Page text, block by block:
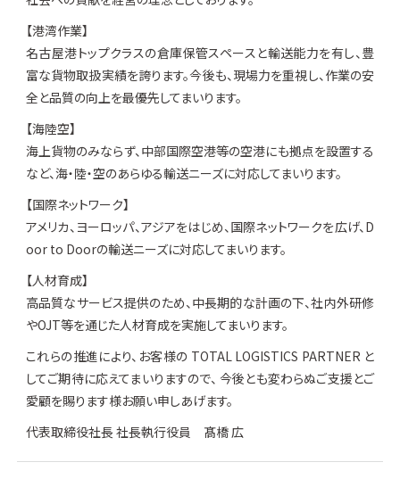
【港湾作業】
名古屋港トップクラスの倉庫保管スペースと輸送能力を有し、豊
富な貨物取扱実績を誇ります。今後も、現場力を重視し、作業の安
全と品質の向上を最優先してまいります。
【海陸空】
海上貨物のみならず、中部国際空港等の空港にも拠点を設置する
など、海・陸・空のあらゆる輸送ニーズに対応してまいります。
【国際ネットワーク】
アメリカ、ヨーロッパ、アジアをはじめ、国際ネットワークを広げ、D
oor to Doorの輸送ニーズに対応してまいります。
【人材育成】
高品質なサービス提供のため、中長期的な計画の下、社内外研修
やOJT等を通じた人材育成を実施してまいります。
これらの推進により、お客様の TOTAL LOGISTICS PARTNER と
してご期待に応えてまいりますので、 今後とも変わらぬご支援とご
愛顧を賜ります様お願い申しあげます。
代表取締役社長 社長執行役員 髙橋 広